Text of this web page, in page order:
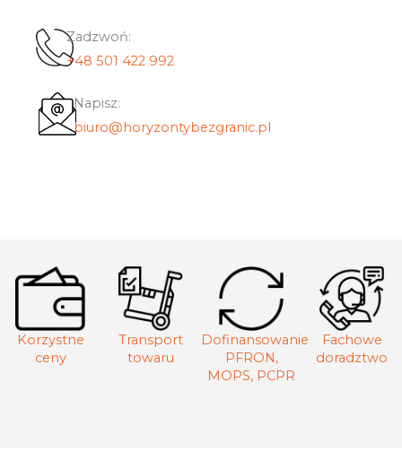
Zadzwoń:
+48 501 422 992
Napisz:
biuro@horyzontybezgranic.pl
Korzystne
ceny
Transport
towaru
Dofinansowanie
PFRON,
MOPS, PCPR
Fachowe
doradztwo